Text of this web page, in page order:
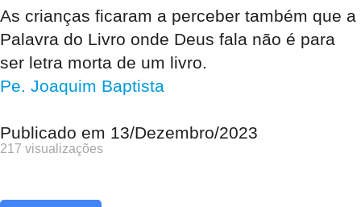
As crianças ficaram a perceber também que a
Palavra do Livro onde Deus fala não é para
ser letra morta de um livro.
Pe. Joaquim Baptista
Publicado em 13/Dezembro/2023
217 visualizações